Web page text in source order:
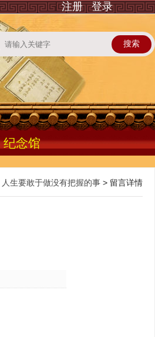
注册 登录
纪念馆
人生要敢于做没有把握的事 > 留言详情